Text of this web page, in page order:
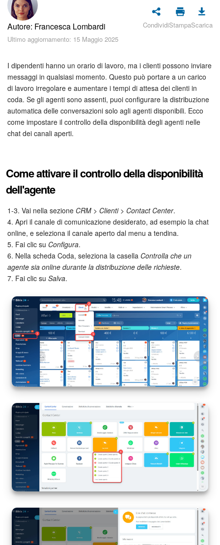
Piani e pagamento
Sicurezza in Bitrix24
CoPilot: IA in Bitrix24
Feed
Messenger
Calendario
Bitrix24 Drive
Webmail
Gruppi di lavoro
Incarichi e progetti
CRM
Prenotazione online
Contact Center
Sales Center
Analisi CRM
Generatore BI
Bitrix24 Market
Siti e store
Online store
Dipendenti
Autore: Francesca Lombardi
Ultimo aggiornamento: 15 Maggio 2025
CondividiStampaScarica
I dipendenti hanno un orario di lavoro, ma i clienti possono inviare
messaggi in qualsiasi momento. Questo può portare a un carico
di lavoro irregolare e aumentare i tempi di attesa dei clienti in
coda. Se gli agenti sono assenti, puoi configurare la distribuzione
automatica delle conversazioni solo agli agenti disponibili. Ecco
come impostare il controllo della disponibilità degli agenti nelle
chat dei canali aperti.
Come attivare il controllo della disponibilità
dell'agente
1-3. Vai nella sezione CRM > Clienti > Contact Center.
4. Apri il canale di comunicazione desiderato, ad esempio la chat
online, e seleziona il canale aperto dal menu a tendina.
5. Fai clic su Configura.
6. Nella scheda Coda, seleziona la casella Controlla che un
agente sia online durante la distribuzione delle richieste.
7. Fai clic su Salva.